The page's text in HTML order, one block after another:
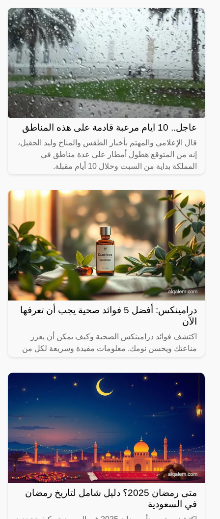
أعلن المعهد
عاجل.. 10 ايام مرعبة قادمة على هذه المناطق
قال الإعلامي والمهتم بأخبار الطقس والمناخ وليد الحقيل،
إنه من المتوقع هطول أمطار على عدة مناطق في
المملكة بداية من السبت وخلال 10 أيام مقبلة.
درامينكس: أفضل 5 فوائد صحية يجب أن تعرفها
الآن
اكتشف فوائد درامينكس الصحية وكيف يمكن أن يعزز
مناعتك ويحسن نومك. معلومات مفيدة وسريعة لكل من
متى رمضان 2025؟ دليل شامل لتاريخ رمضان
في السعودية